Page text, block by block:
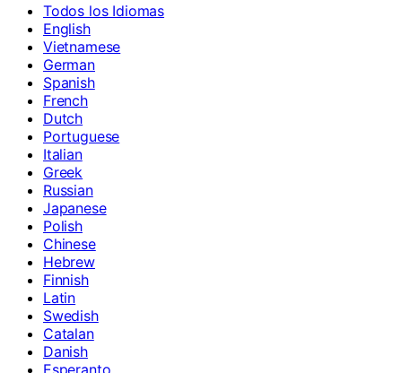
Todos los Idiomas
English
Vietnamese
German
Spanish
French
Dutch
Portuguese
Italian
Greek
Russian
Japanese
Polish
Chinese
Hebrew
Finnish
Latin
Swedish
Catalan
Danish
Esperanto